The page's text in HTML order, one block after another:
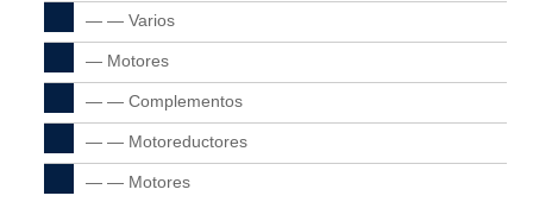
— — Varios
— Motores
— — Complementos
— — Motoreductores
— — Motores